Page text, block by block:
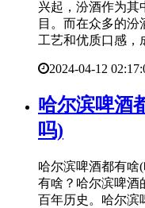
兴起，汾酒作为其
目。而在众多的
工艺和优质口感，
2024-04-12
哈尔滨啤酒
吗)
哈尔滨啤酒都有啥
有啥？哈尔滨啤酒
百年历史。哈尔滨